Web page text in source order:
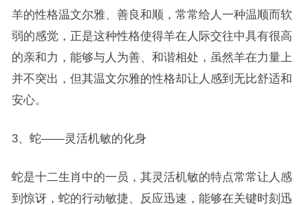
羊的性格温文尔雅、善良和顺，常常给人一种温顺而软
弱的感觉，正是这种性格使得羊在人际交往中具有很高
的亲和力，能够与人为善、和谐相处，虽然羊在力量上
并不突出，但其温文尔雅的性格却让人感到无比舒适和
安心。
3、蛇——灵活机敏的化身
蛇是十二生肖中的一员，其灵活机敏的特点常常让人感
到惊讶，蛇的行动敏捷、反应迅速，能够在关键时刻迅